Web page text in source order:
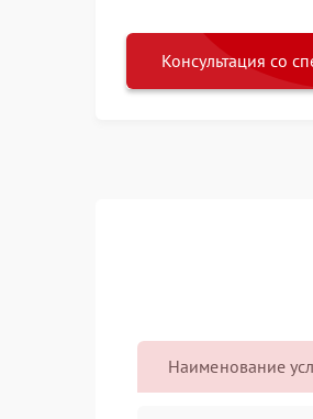
Консультация со
Наименование